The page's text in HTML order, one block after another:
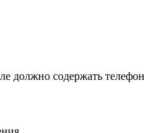
должно содержать